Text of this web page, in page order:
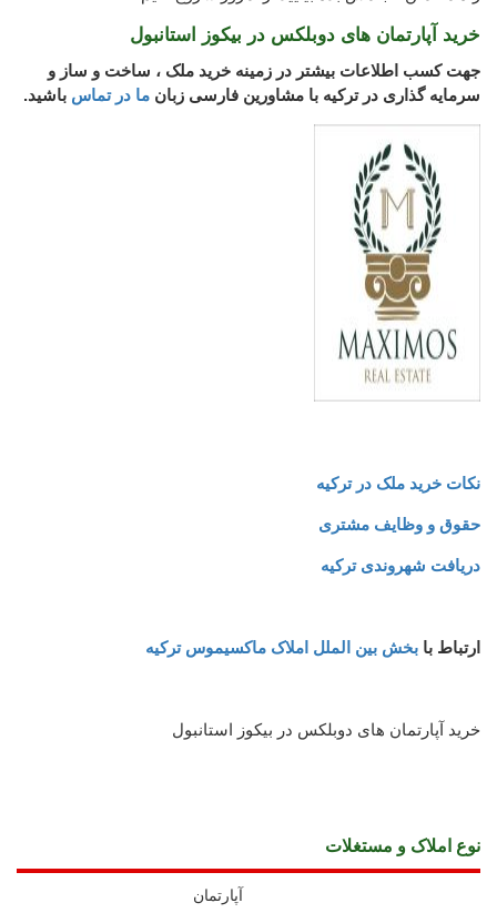
خرید آپارتمان های دوبلکس در بیکوز استانبول
جهت کسب اطلاعات بیشتر در زمینه خرید ملک ، ساخت و ساز و
سرمایه گذاری در ترکیه با مشاورین فارسی زبان ما در تماس باشید.
نکات خرید ملک در ترکیه
حقوق و وظایف مشتری
دریافت شهروندی ترکیه
ارتباط با بخش بین الملل املاک ماکسیموس ترکیه
خرید آپارتمان های دوبلکس در بیکوز استانبول
نوع املاک و مستغلات
آپارتمان